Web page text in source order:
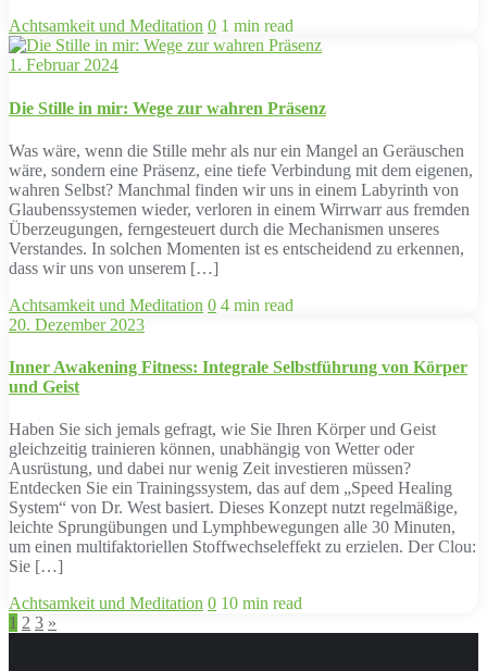
Achtsamkeit und Meditation 0 1 min read
1. Februar 2024
Die Stille in mir: Wege zur wahren Präsenz
Was wäre, wenn die Stille mehr als nur ein Mangel an Geräuschen
wäre, sondern eine Präsenz, eine tiefe Verbindung mit dem eigenen,
wahren Selbst? Manchmal finden wir uns in einem Labyrinth von
Glaubenssystemen wieder, verloren in einem Wirrwarr aus fremden
Überzeugungen, ferngesteuert durch die Mechanismen unseres
Verstandes. In solchen Momenten ist es entscheidend zu erkennen,
dass wir uns von unserem […]
Achtsamkeit und Meditation 0 4 min read
20. Dezember 2023
Inner Awakening Fitness: Integrale Selbstführung von Körper
und Geist
Haben Sie sich jemals gefragt, wie Sie Ihren Körper und Geist
gleichzeitig trainieren können, unabhängig von Wetter oder
Ausrüstung, und dabei nur wenig Zeit investieren müssen?
Entdecken Sie ein Trainingssystem, das auf dem „Speed Healing
System“ von Dr. West basiert. Dieses Konzept nutzt regelmäßige,
leichte Sprungübungen und Lymphbewegungen alle 30 Minuten,
um einen multifaktoriellen Stoffwechseleffekt zu erzielen. Der Clou:
Sie […]
Achtsamkeit und Meditation 0 10 min read
Beitragsnavigation
1 2 3 »